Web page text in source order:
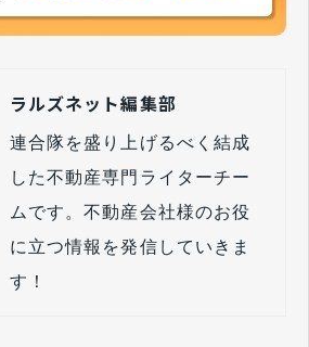
ラルズネット編集部
連合隊を盛り上げるべく結成
した不動産専門ライターチー
ムです。不動産会社様のお役
に立つ情報を発信していきま
す！